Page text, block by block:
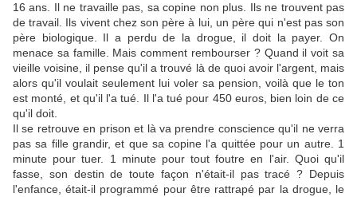
16 ans. Il ne travaille pas, sa copine non plus. Ils ne trouvent pas
de travail. Ils vivent chez son père à lui, un père qui n'est pas son
père biologique. Il a perdu de la drogue, il doit la payer. On
menace sa famille. Mais comment rembourser ? Quand il voit sa
vieille voisine, il pense qu'il a trouvé là de quoi avoir l'argent, mais
alors qu'il voulait seulement lui voler sa pension, voilà que le ton
est monté, et qu'il l'a tué. Il l'a tué pour 450 euros, bien loin de ce
qu'il doit.
Il se retrouve en prison et là va prendre conscience qu'il ne verra
pas sa fille grandir, et que sa copine l'a quittée pour un autre. 1
minute pour tuer. 1 minute pour tout foutre en l'air. Quoi qu'il
fasse, son destin de toute façon n'était-il pas tracé ? Depuis
l'enfance, était-il programmé pour être rattrapé par la drogue, le